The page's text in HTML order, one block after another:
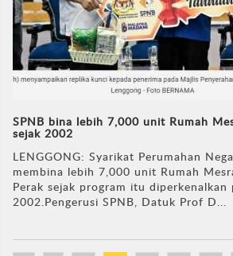
SPNB bina lebih 7,000 unit Rumah
sejak 2002
LENGGONG: Syarikat Perumahan
membina lebih 7,000 unit Rumah
Perak sejak program itu diperkenalkan
2002.Pengerusi SPNB, Datuk Prof D...